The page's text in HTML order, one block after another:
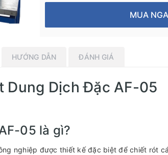
MUA
HƯỚNG DẪN ĐÁNH GIÁ
Dung Dịch Đặc AF-05
05 là gì?
nghiệp được thiết kế đặc biệt để chiết rót